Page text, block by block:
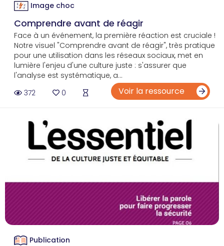
Image choc
Comprendre avant de réagir
Face à un événement, la première réaction est cruciale !
Notre visuel "Comprendre avant de réagir", très pratique
pour une utilisation dans les réseaux sociaux, met en
lumière l'enjeu d'une culture juste : s'assurer que
l'analyse est systématique, a...
372
0 Voir la ressource
Publication